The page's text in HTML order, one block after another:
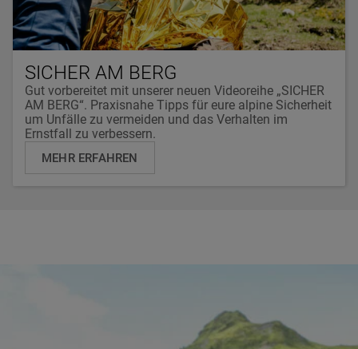
SICHER AM BERG
Gut vorbereitet mit unserer neuen Videoreihe „SICHER
AM BERG“. Praxisnahe Tipps für eure alpine Sicherheit
um Unfälle zu vermeiden und das Verhalten im
Ernstfall zu verbessern.
MEHR ERFAHREN